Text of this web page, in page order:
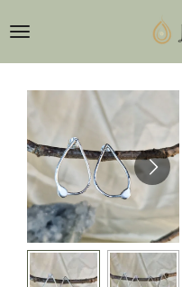
direct
naar
hoofdinhoud